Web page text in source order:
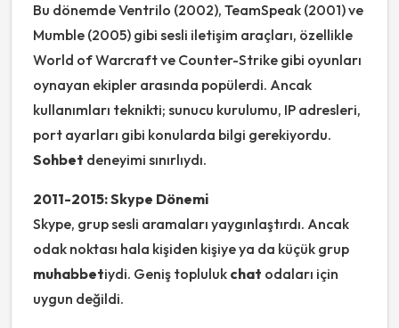
Bu dönemde Ventrilo (2002), TeamSpeak (2001) ve
Mumble (2005) gibi sesli iletişim araçları, özellikle
World of Warcraft ve Counter-Strike gibi oyunları
oynayan ekipler arasında popülerdi. Ancak
kullanımları teknikti; sunucu kurulumu, IP adresleri,
port ayarları gibi konularda bilgi gerekiyordu.
Sohbet deneyimi sınırlıydı.
2011-2015: Skype Dönemi
Skype, grup sesli aramaları yaygınlaştırdı. Ancak
odak noktası hala kişiden kişiye ya da küçük grup
muhabbetiydi. Geniş topluluk chat odaları için
uygun değildi.